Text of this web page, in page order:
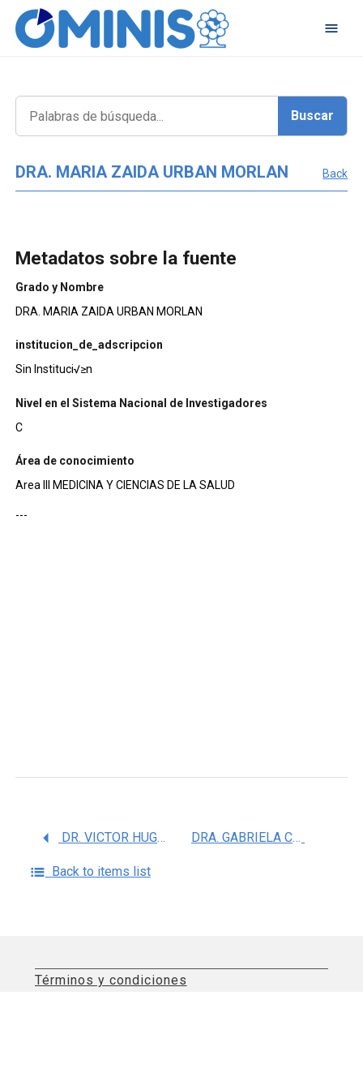
DRA. MARIA ZAIDA URBAN MORLAN Back
Metadatos sobre la fuente
Grado y Nombre
DRA. MARIA ZAIDA URBAN MORLAN
institucion_de_adscripcion
Sin Instituci√≥n
Nivel en el Sistema Nacional de Investigadores
C
Área de conocimiento
Area III MEDICINA Y CIENCIAS DE LA SALUD
---
DR. VICTOR HUGO OIDOR CHAN DRA. GABRIELA CAMARGO HERNANDEZ
Back to items list
Términos y condiciones